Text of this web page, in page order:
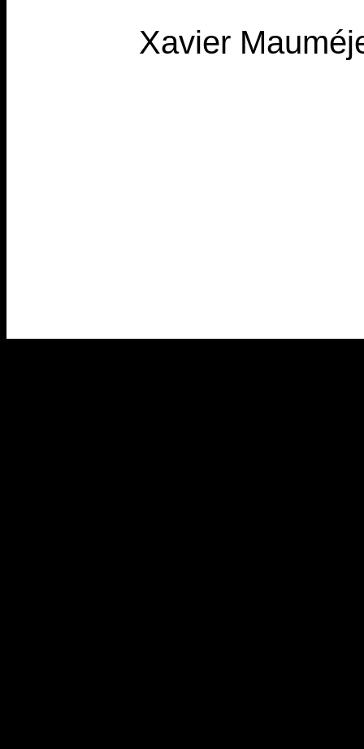
Xavier